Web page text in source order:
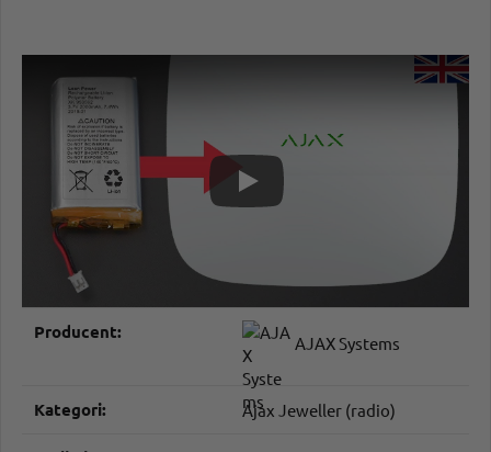
#productDetails.itemInformation#
#productDetails.itemValue#
Producent:
AJAX Systems
Kategori: Ajax Jeweller (radio)